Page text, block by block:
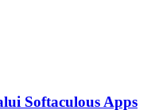
Softaculous Apps